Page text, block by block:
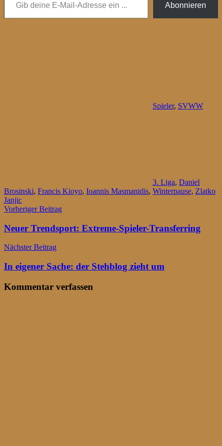
Abonnieren
Spieler, SVWW
3. Liga, Daniel
Brosinski, Francis Kioyo, Ioannis Masmanidis, Winterpause, Zlatko
Janjic
Beitragsnavigation
Vorheriger Beitrag
Neuer Trendsport: Extreme-Spieler-Transferring
Nächster Beitrag
In eigener Sache: der Stehblog zieht um
Kommentar verfassen